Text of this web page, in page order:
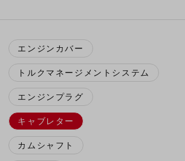
エンジンカバー
トルクマネージメントシステム
エンジンプラグ
キャブレター
カムシャフト